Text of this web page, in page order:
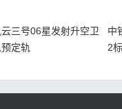
三号06星发射升空卫
定轨
中
2